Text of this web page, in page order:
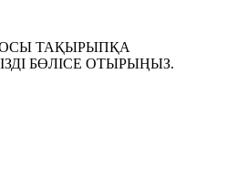
ТАҚЫРЫПҚА
БӨЛІСЕ ОТЫРЫҢЫЗ.